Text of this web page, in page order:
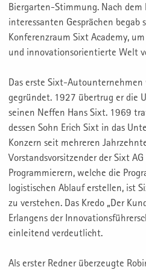
Biergarten-Stimmung. Nach dem
interessanten Gesprächen begab
Konferenzraum Sixt Academy,
und innovationsorientierte Welt
Das erste Sixt-
gegründet. 1927 übertrug er die
seinen Neffen Hans Sixt. 1969
dessen Sohn Erich Sixt in das
Konzern seit mehreren
Vorstandsvorsitzender der Sixt
Programmierern, welche die
logistischen Ablauf erstellen, ist
zu verstehen. Das Kredo „Der
Erlangens der
einleitend verdeutlicht.
Als erster Redner überzeugte